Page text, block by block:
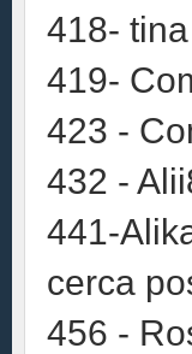
418-
419-
423 -
432 -
441-
cerca
456 -